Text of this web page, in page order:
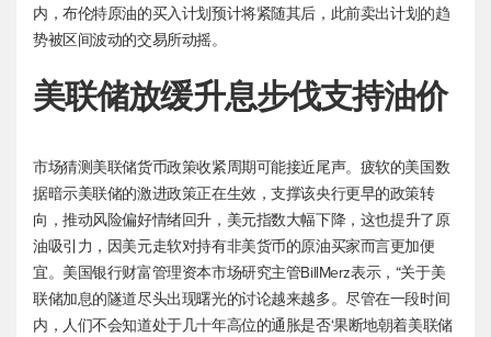
内，布伦特原油的买入计划预计将紧随其后，此前卖出计划的趋
势被区间波动的交易所动摇。
美联储放缓升息步伐支持油价
市场猜测美联储货币政策收紧周期可能接近尾声。疲软的美国数
据暗示美联储的激进政策正在生效，支撑该央行更早的政策转
向，推动风险偏好情绪回升， 美元指数大幅下降，这也提升了原
油吸引力，因美元走软对持有非美货币的原油买家而言更加便
宜。美国银行财富管理资本市场研究主管BillMerz表示，“关于美
联储加息的隧道尽头出现曙光的讨论越来越多。尽管在一段时间
内，人们不会知道处于几十年高位的通胀是否‘果断地朝着美联储